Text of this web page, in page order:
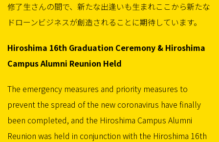
修了生さんの間で、新たな出逢いも生まれここから新たな
ドローンビジネスが創造されることに期待しています。
Hiroshima 16th Graduation Ceremony & Hiroshima
Campus Alumni Reunion Held
The emergency measures and priority measures to
prevent the spread of the new coronavirus have finally
been completed, and the Hiroshima Campus Alumni
Reunion was held in conjunction with the Hiroshima 16th